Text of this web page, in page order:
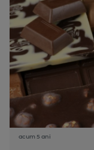
acum 5 ani